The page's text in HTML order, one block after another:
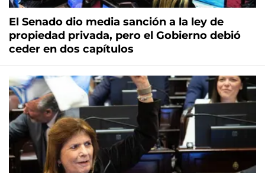
El Senado dio media sanción a la ley de
propiedad privada, pero el Gobierno debió
ceder en dos capítulos